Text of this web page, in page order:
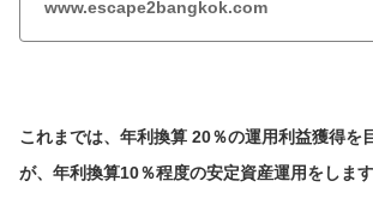
www.escape2bangkok.com
これまでは、年利換算 20％の運用利益獲得を
が、年利換算10％程度の安定資産運用をします